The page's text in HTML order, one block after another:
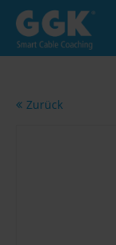
Zurück